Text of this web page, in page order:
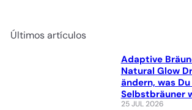
Últimos artículos
Adaptive
Natural Glow
ändern, was
Selbstbräuner
25 JUL 2026